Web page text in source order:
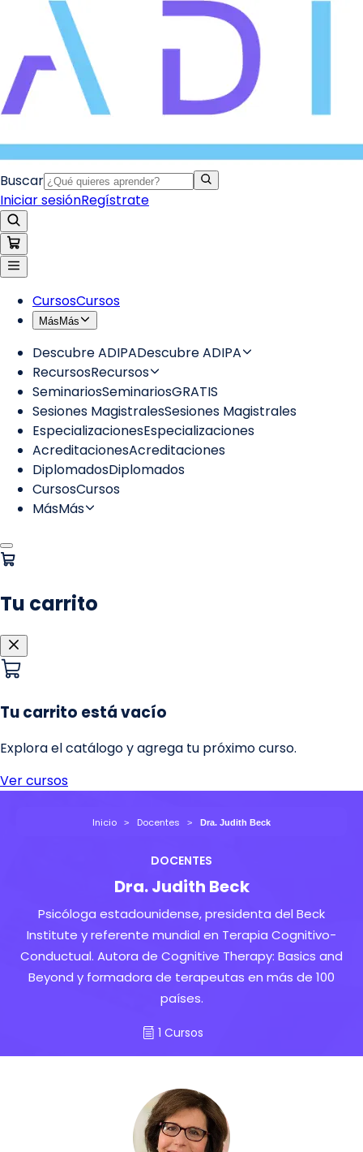
Inicio Docentes Dra. Judith Beck
DOCENTES
Dra. Judith Beck
Psicóloga estadounidense, presidenta del Beck
Institute y referente mundial en Terapia Cognitivo-
Conductual. Autora de Cognitive Therapy: Basics and
Beyond y formadora de terapeutas en más de 100
países.
1 Cursos